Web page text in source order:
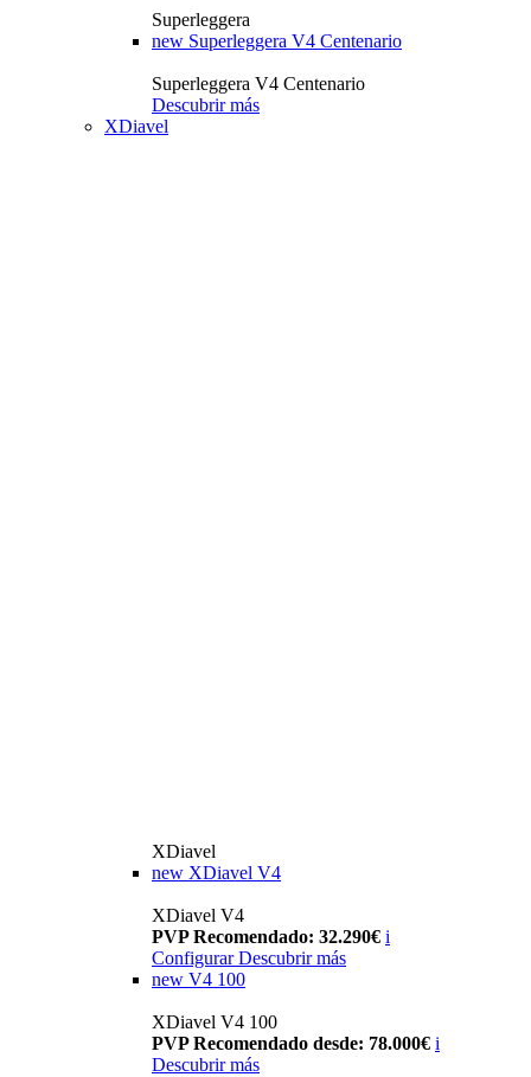
Superleggera
new Superleggera V4 Centenario
Superleggera V4 Centenario
Descubrir más
XDiavel
XDiavel
new XDiavel V4
XDiavel V4
PVP Recomendado: 32.290€ i
Configurar Descubrir más
new V4 100
XDiavel V4 100
PVP Recomendado desde: 78.000€ i
Descubrir más